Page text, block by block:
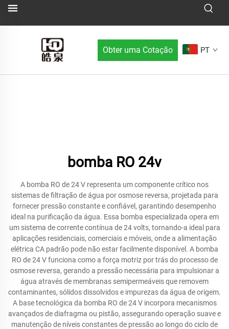
Obter uma Cotação PT
bomba RO 24v
A bomba RO de 24 V representa um componente crítico nos
sistemas de filtração de água por osmose reversa, projetada para
fornecer pressão constante e confiável, garantindo desempenho
ideal na purificação da água. Essa bomba especializada opera em
um sistema de corrente contínua de 24 volts, tornando-a ideal para
aplicações residenciais, comerciais e móveis, onde a alimentação
elétrica CA padrão pode não estar facilmente disponível. A bomba
RO de 24 V funciona como a força motriz por trás do processo de
osmose reversa, gerando a pressão necessária para impulsionar a
água através de membranas semipermeáveis que removem
contaminantes, sólidos dissolvidos e impurezas da água de origem.
A base tecnológica da bomba RO de 24 V incorpora mecanismos
avançados de diafragma ou pistão, assegurando operação suave e
manutenção de níveis constantes de pressão ao longo do ciclo de